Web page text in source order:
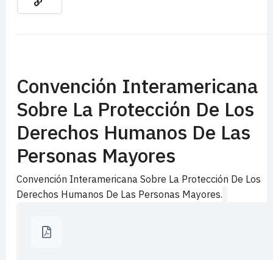
Convención Interamericana
Sobre La Protección De Los
Derechos Humanos De Las
Personas Mayores
Convención Interamericana Sobre La Protección De Los
Derechos Humanos De Las Personas Mayores.